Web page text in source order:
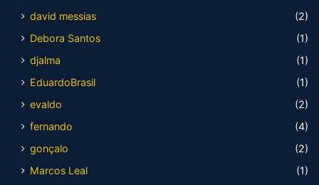
david messias
(2)
Debora Santos
(1)
djalma
(1)
EduardoBrasil
(1)
evaldo
(2)
fernando
(4)
gonçalo
(2)
Marcos Leal
(1)